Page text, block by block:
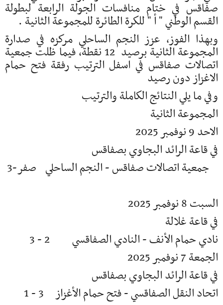
صفاقس في ختام منافسات الجولة الرابعة لبطولة
القسم الوطني " أ " للكرة الطائرة للمجموعة الثانية .
وبهذا الفوز، عزز النجم الساحلي مركزه في صدارة
المجموعة الثانية برصيد 12 نقطة، فيما ظلت جمعية
اتصالات صفاقس في اسفل الترتيب رفقة فتح حمام
الاغزاز دون رصيد
وفي ما يلي النتائج الكاملة والترتيب
المجموعة الثانية
الاحد 9 نوفمبر 2025
في قاعة الرائد البجاوي بصفاقس
جمعية اتصالات صفاقس - النجم الساحلي صفر-3
السبت 8 نوفمبر 2025
في قاعة غلالة
نادي حمام الأنف - النادي الصفاقسي 2 - 3
الجمعة 7 نوفمبر 2025
في قاعة الرائد البجاوي بصفاقس
اتحاد النقل الصفاقسي - فتح حمام الأغزاز 3 - 1